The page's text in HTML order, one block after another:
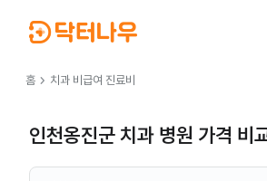
홈 chevron_right 치과 비급여 진료비
인천옹진군 치과 병원 가격